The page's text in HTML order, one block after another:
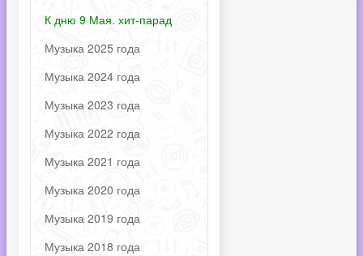
К дню 9 Мая. хит-парад
Музыка 2025 года
Музыка 2024 года
Музыка 2023 года
Музыка 2022 года
Музыка 2021 года
Музыка 2020 года
Музыка 2019 года
Музыка 2018 года